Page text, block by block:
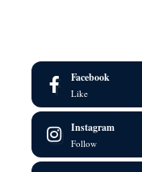
Facebook
Like
Instagram
Follow